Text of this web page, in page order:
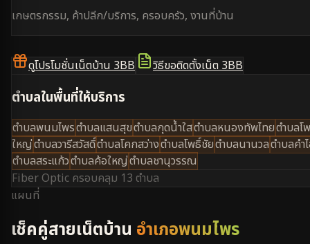
เกษตรกรรม, ค้าปลีก/บริการ, ครอบครัว, งานที่บ้าน
ดูโปรโมชั่นเน็ตบ้าน 3BB วิธีขอติดตั้งเน็ต 3BB
ตำบลในพื้นที่ให้บริการ
ตำบลพนมไพรตำบลแสนสุขตำบลกุดน้ำใสตำบลหนองทัพไทยตำบลโ
ใหญ่ตำบลวารีสวัสดิ์ตำบลโคกสว่างตำบลโพธิ์ชัยตำบลนานวลตำบลคำ
ตำบลสระแก้วตำบลค้อใหญ่ตำบลชานุวรรณ
Fiber Optic ครอบคลุม 13 ตำบล
แผนที่
เช็คคู่สายเน็ตบ้าน อำเภอพนมไพร